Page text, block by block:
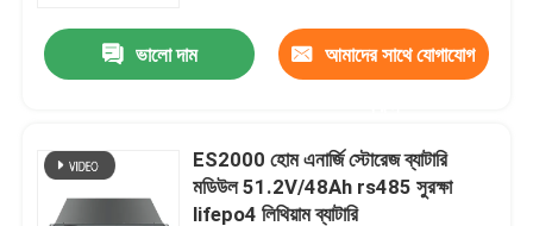
LiFePO4 ব্যাটারি সেল
12V lifepo4 ব্যাটারি
ভালো দাম আমাদের সাথে যোগাযোগ
ES2000 হোম এনার্জি স্টোরেজ ব্যাটারি
মডিউল 51.2V/48Ah rs485 সুরক্ষা
lifepo4 লিথিয়াম ব্যাটারি